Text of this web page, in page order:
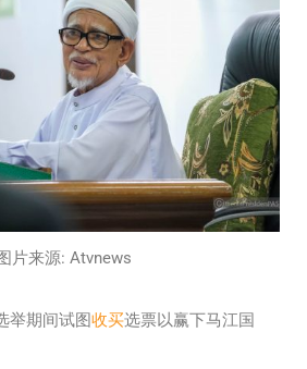
图片来源: Atvnews
举期间试图收买选票以赢下马江国